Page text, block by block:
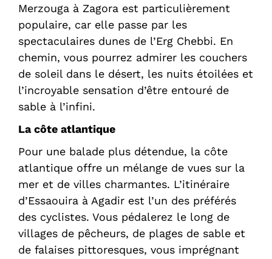
Merzouga à Zagora est particulièrement
populaire, car elle passe par les
spectaculaires dunes de l’Erg Chebbi. En
chemin, vous pourrez admirer les couchers
de soleil dans le désert, les nuits étoilées et
l’incroyable sensation d’être entouré de
sable à l’infini.
La côte atlantique
Pour une balade plus détendue, la côte
atlantique offre un mélange de vues sur la
mer et de villes charmantes. L’itinéraire
d’Essaouira à Agadir est l’un des préférés
des cyclistes. Vous pédalerez le long de
villages de pêcheurs, de plages de sable et
de falaises pittoresques, vous imprégnant